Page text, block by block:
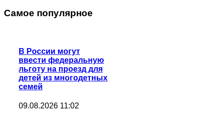
Самое популярное
В России могут
ввести федеральную
льготу на проезд для
детей из многодетных
семей
09.08.2026 11:02